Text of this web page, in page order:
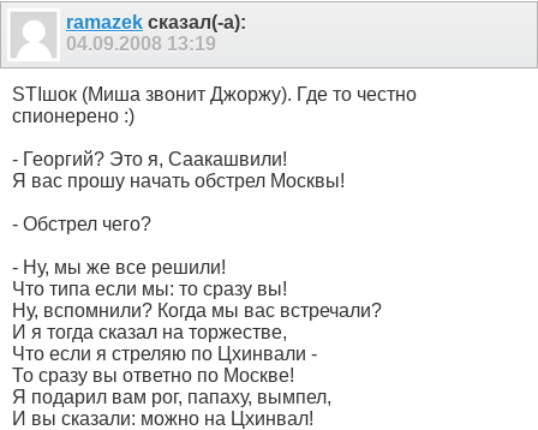
36 ramazek сказал(-а):
04.09.2008 13:19
STIшок (Миша звонит Джоржу). Где то честно
спионерено :)
- Георгий? Это я, Саакашвили!
Я вас прошу начать обстрел Москвы!
- Обстрел чего?
- Ну, мы же все решили!
Что типа если мы: то сразу вы!
Ну, вспомнили? Когда мы вас встречали?
И я тогда сказал на торжестве,
Что если я стреляю по Цхинвали -
То сразу вы ответно по Москве!
Я подарил вам рог, папаху, вымпел,
И вы сказали: можно на Цхинвал!